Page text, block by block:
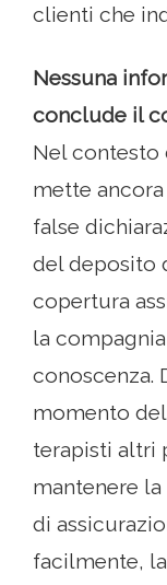
clienti che
Nessuna
conclude il
Nel contesto
mette
false
del deposito
copertura
la
conoscenza.
momento
terapisti altri
mantenere
di
facilmente,